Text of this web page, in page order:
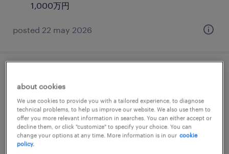
1,000万円
posted 22 may 2026
ョン）
三重, 三重県
permanent
¥6,100,000 - ¥11,200,000 per year, 年収610 ～
about cookies
We use cookies to provide you with a tailored experience, to diagnose
technical problems, to help us improve our website. We also use them to
offer you more relevant information in searches. You can either accept or
decline them, or click "customize" to specify your choice. You can
change your options at any time. More information is in our cookie
policy.